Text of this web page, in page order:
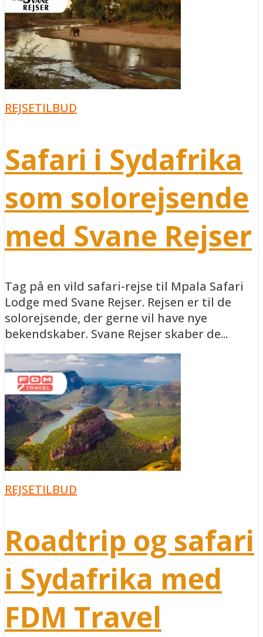
REJSETILBUD
Safari i Sydafrika
som solorejsende
med Svane Rejser
Tag på en vild safari-rejse til Mpala Safari
Lodge med Svane Rejser. Rejsen er til de
solorejsende, der gerne vil have nye
bekendskaber. Svane Rejser skaber de...
REJSETILBUD
Roadtrip og safari
i Sydafrika med
FDM Travel